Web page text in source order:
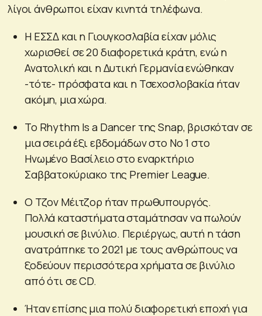
λίγοι άνθρωποι είχαν κινητά τηλέφωνα.
Η ΕΣΣΔ και η Γιουγκοσλαβία είχαν μόλις
χωρισθεί σε 20 διαφορετικά κράτη, ενώ η
Ανατολική και η Δυτική Γερμανία ενώθηκαν
-τότε- πρόσφατα και η Τσεχοσλοβακία ήταν
ακόμη, μια χώρα.
Το Rhythm Is a Dancer της Snap, βρισκόταν σε
μια σειρά έξι εβδομάδων στο Νο 1 στο
Ηνωμένο Βασίλειο στο εναρκτήριο
Σαββατοκύριακο της Premier League.
Ο Τζον Μέιτζορ ήταν πρωθυπουργός.
Πολλά καταστήματα σταμάτησαν να πωλούν
μουσική σε βινύλιο. Περιέργως, αυτή η τάση
ανατράπηκε το 2021 με τους ανθρώπους να
ξοδεύουν περισσότερα χρήματα σε βινύλιο
από ότι σε CD.
Ήταν επίσης μια πολύ διαφορετική εποχή για